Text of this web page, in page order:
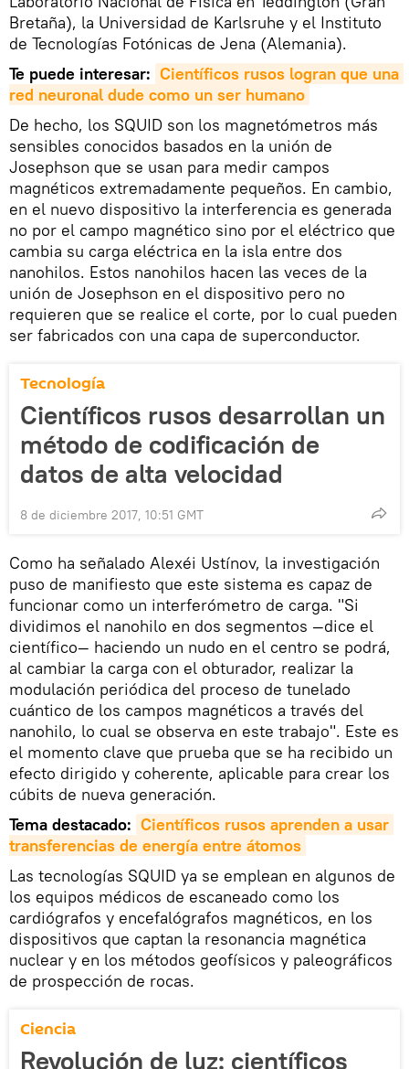
Bretaña), la Universidad de Karlsruhe y el Instituto
de Tecnologías Fotónicas de Jena (Alemania).
Te puede interesar: Científicos rusos logran que una
red neuronal dude como un ser humano
De hecho, los SQUID son los magnetómetros más
sensibles conocidos basados en la unión de
Josephson que se usan para medir campos
magnéticos extremadamente pequeños. En cambio,
en el nuevo dispositivo la interferencia es generada
no por el campo magnético sino por el eléctrico que
cambia su carga eléctrica en la isla entre dos
nanohilos. Estos nanohilos hacen las veces de la
unión de Josephson en el dispositivo pero no
requieren que se realice el corte, por lo cual pueden
ser fabricados con una capa de superconductor.
Tecnología
Científicos rusos desarrollan un
método de codificación de
datos de alta velocidad
8 de diciembre 2017, 10:51 GMT
Como ha señalado Alexéi Ustínov, la investigación
puso de manifiesto que este sistema es capaz de
funcionar como un interferómetro de carga. "Si
dividimos el nanohilo en dos segmentos —dice el
científico— haciendo un nudo en el centro se podrá,
al cambiar la carga con el obturador, realizar la
modulación periódica del proceso de tunelado
cuántico de los campos magnéticos a través del
nanohilo, lo cual se observa en este trabajo". Este es
el momento clave que prueba que se ha recibido un
efecto dirigido y coherente, aplicable para crear los
cúbits de nueva generación.
Tema destacado: Científicos rusos aprenden a usar
transferencias de energía entre átomos
Las tecnologías SQUID ya se emplean en algunos de
los equipos médicos de escaneado como los
cardiógrafos y encefalógrafos magnéticos, en los
dispositivos que captan la resonancia magnética
nuclear y en los métodos geofísicos y paleográficos
de prospección de rocas.
Ciencia
Revolución de luz: científicos